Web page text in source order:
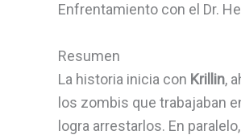
Enfrentamiento con el Dr.
Resumen
La historia inicia con Krillin,
los zombis que trabajaban
logra arrestarlos. En